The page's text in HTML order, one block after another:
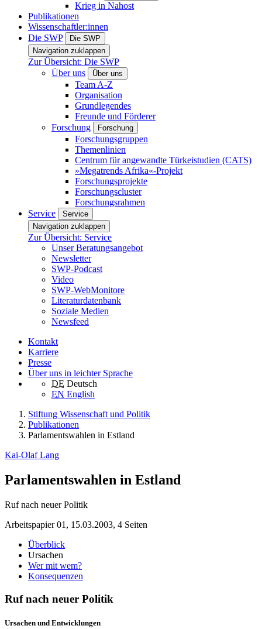
Krieg in Nahost
Publikationen
Wissenschaftler:innen
Die SWP
Die SWP
Navigation zuklappen
Zur Übersicht: Die SWP
Über uns
Über uns
Team A-Z
Organisation
Grundlegendes
Freunde und Förderer
Forschung
Forschung
Forschungsgruppen
Themenlinien
Centrum für angewandte Türkeistudien (CATS)
»Megatrends Afrika«-Projekt
Forschungsprojekte
Forschungscluster
Forschungsrahmen
Service
Service
Navigation zuklappen
Zur Übersicht: Service
Unser Beratungsangebot
Newsletter
SWP-Podcast
Video
SWP-WebMonitore
Literaturdatenbank
Soziale Medien
Newsfeed
Kontakt
Karriere
Presse
Über uns in leichter Sprache
DE Deutsch
EN English
Stiftung Wissenschaft und Politik
Publikationen
Parlamentswahlen in Estland
Kai-Olaf Lang
Parlamentswahlen in Estland
Ruf nach neuer Politik
Arbeitspapier 01, 15.03.2003, 4 Seiten
Überblick
Ursachen
Wer mit wem?
Konsequenzen
Ruf nach neuer Politik
Ursachen und Entwicklungen